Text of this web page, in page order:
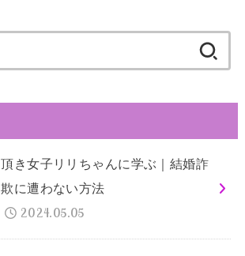
索:
頂き女子リリちゃんに学ぶ｜結婚詐
欺に遭わない方法
2024.05.05